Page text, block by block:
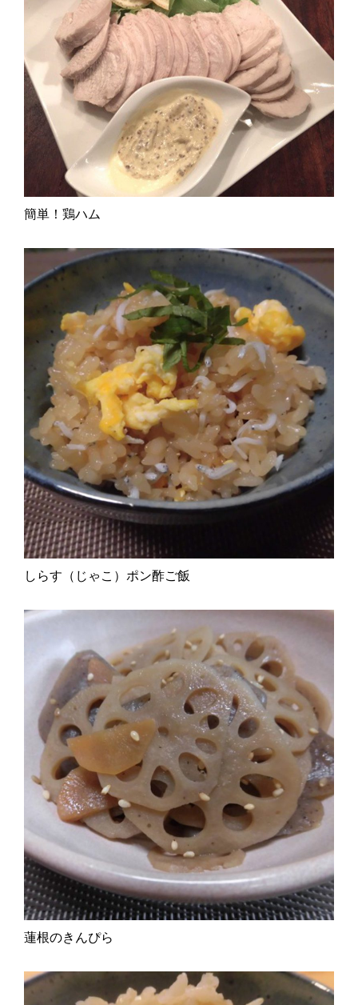
簡単！鶏ハム
しらす（じゃこ）ポン酢ご飯
蓮根のきんぴら